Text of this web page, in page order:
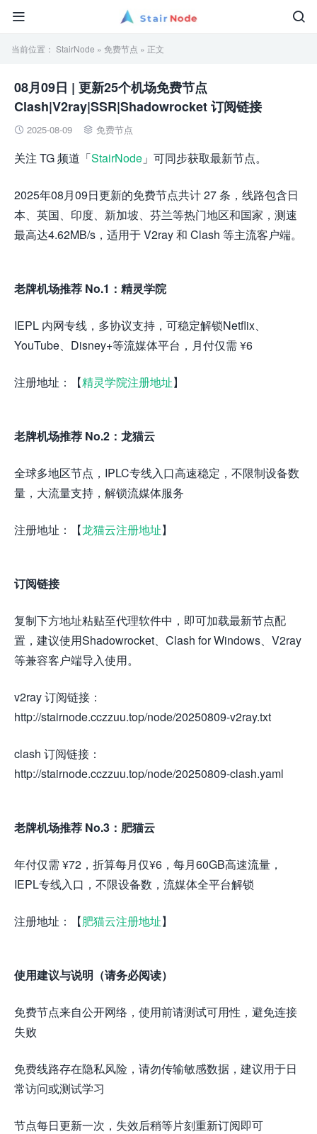


当前位置： StairNode » 免费节点 » 正文
08月09日 | 更新25个机场免费节点
Clash|V2ray|SSR|Shadowrocket 订阅链接
 2025-08-09  免费节点
关注 TG 频道「StairNode 」可同步获取最新节点。
2025年08月09日更新的免费节点共计 27 条，线路包含日
本、英国、印度、新加坡、芬兰等热门地区和国家，测速
最高达4.62MB/s，适用于 V2ray 和 Clash 等主流客户端。
老牌机场推荐 No.1：精灵学院
IEPL 内网专线，多协议支持，可稳定解锁Netflix、
YouTube、Disney+等流媒体平台，月付仅需 ¥6
注册地址：【精灵学院注册地址】
老牌机场推荐 No.2：龙猫云
全球多地区节点，IPLC专线入口高速稳定，不限制设备数
量，大流量支持，解锁流媒体服务
注册地址：【龙猫云注册地址】
订阅链接
复制下方地址粘贴至代理软件中，即可加载最新节点配
置，建议使用Shadowrocket、Clash for Windows、V2ray
等兼容客户端导入使用。
v2ray 订阅链接：
http://stairnode.cczzuu.top/node/20250809-v2ray.txt
clash 订阅链接：
http://stairnode.cczzuu.top/node/20250809-clash.yaml
老牌机场推荐 No.3：肥猫云
年付仅需 ¥72，折算每月仅¥6，每月60GB高速流量，
IEPL专线入口，不限设备数，流媒体全平台解锁
注册地址：【肥猫云注册地址】
使用建议与说明（请务必阅读）
免费节点来自公开网络，使用前请测试可用性，避免连接
失败
免费线路存在隐私风险，请勿传输敏感数据，建议用于日
常访问或测试学习
节点每日更新一次，失效后稍等片刻重新订阅即可